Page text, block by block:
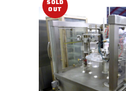
OUT